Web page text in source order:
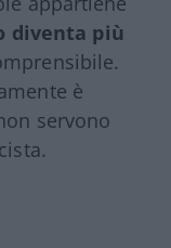
diventa più
è
servono